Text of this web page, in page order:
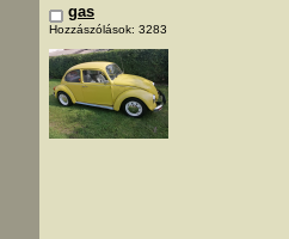
gas
Hozzászólások: 3283